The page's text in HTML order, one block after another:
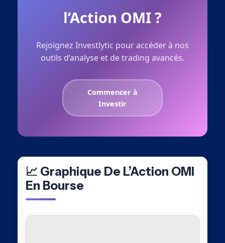
l’Action OMI ?
Rejoignez Investlytic pour accéder à nos
outils d’analyse et de trading avancés.
Commencer à
Investir
📈 Graphique De L’Action OMI
En Bourse